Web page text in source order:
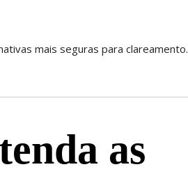
mais seguras para clareamento.
as